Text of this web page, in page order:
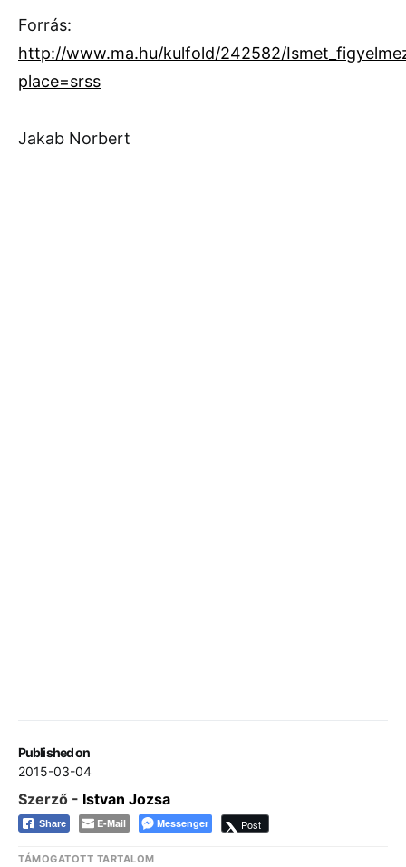
Published on
2015-03-04
Forrás:
http://www.ma.hu/kulfold/242582/
place=srss
Jakab Norbert
Szerző - Istvan Jozsa
Share E-Mail Messenger Post
TÁMOGATOTT TARTALOM